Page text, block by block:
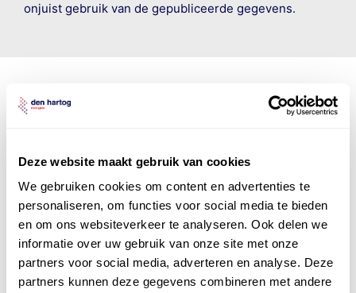
Deze website maakt gebruik van cookies
We gebruiken cookies om content en advertenties te
personaliseren, om functies voor social media te bieden
en om ons websiteverkeer te analyseren. Ook delen we
informatie over uw gebruik van onze site met onze
partners voor social media, adverteren en analyse. Deze
partners kunnen deze gegevens combineren met andere
onjuist gebruik van de gepubliceerde gegevens.